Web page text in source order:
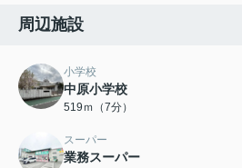
周辺施設
小学校
中原小学校
519ｍ（7分）
スーパー
業務スーパー